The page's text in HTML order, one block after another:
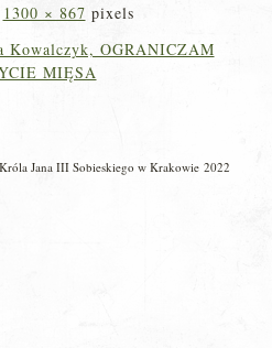
1300 × 867 pixels
Kowalczyk, OGRANICZAM
MIĘSA
Jana III Sobieskiego w Krakowie 2022